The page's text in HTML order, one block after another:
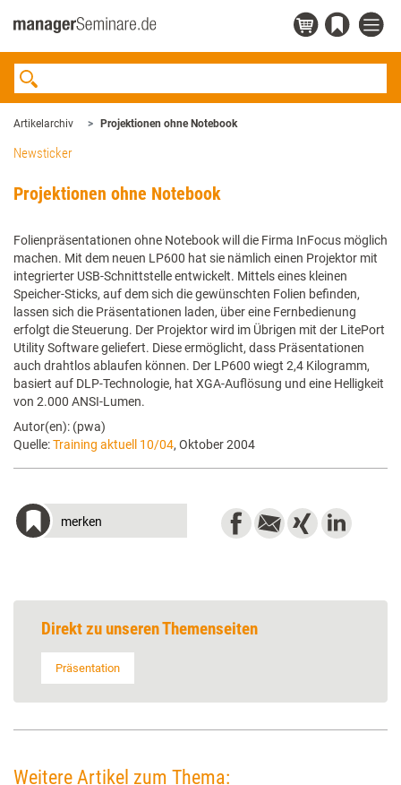
Artikelarchiv Projektionen ohne Notebook
Newsticker
Projektionen ohne Notebook
Folienpräsentationen ohne Notebook will die Firma InFocus möglich
machen. Mit dem neuen LP600 hat sie nämlich einen Projektor mit
integrierter USB-Schnittstelle entwickelt. Mittels eines kleinen
Speicher-Sticks, auf dem sich die gewünschten Folien befinden,
lassen sich die Präsentationen laden, über eine Fernbedienung
erfolgt die Steuerung. Der Projektor wird im Übrigen mit der LitePort
Utility Software geliefert. Diese ermöglicht, dass Präsentationen
auch drahtlos ablaufen können. Der LP600 wiegt 2,4 Kilogramm,
basiert auf DLP-Technologie, hat XGA-Auflösung und eine Helligkeit
von 2.000 ANSI-Lumen.
Autor(en): (pwa)
Quelle:Training aktuell 10/04, Oktober 2004
merken
Direkt zu unseren Themenseiten
Präsentation
Weitere Artikel zum Thema: